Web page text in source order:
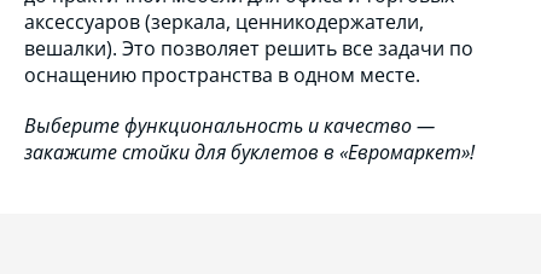
аксессуаров (зеркала, ценникодержатели,
вешалки). Это позволяет решить все задачи по
оснащению пространства в одном месте.
Выберите функциональность и качество —
закажите стойки для буклетов в «Евромаркет»!